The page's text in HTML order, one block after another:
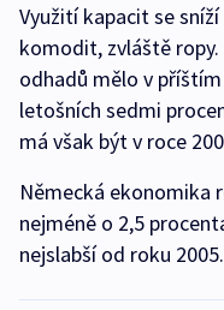
Využití kapacit se
komodit, zvláště
odhadů mělo v
letošních sedmi
má však být v roce
Německá ekonomika
nejméně o 2,5
nejslabší od roku 2005.